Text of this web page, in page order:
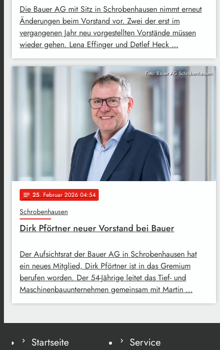
Die Bauer AG mit Sitz in Schrobenhausen nimmt erneut
Änderungen beim Vorstand vor. Zwei der erst im
vergangenen Jahr neu vorgestellten Vorstände müssen
wieder gehen. Lena Effinger und Detlef Heck …
Foto: Bauer AG Schrobenhausen
notes 25. Februar 2026 04:54
Schrobenhausen
Dirk Pförtner neuer Vorstand bei Bauer
Der Aufsichtsrat der Bauer AG in Schrobenhausen hat
ein neues Mitglied, Dirk Pförtner ist in das Gremium
berufen worden. Der 54-Jährige leitet das Tief- und
Maschinenbauunternehmen gemeinsam mit Martin …
Startseite Service